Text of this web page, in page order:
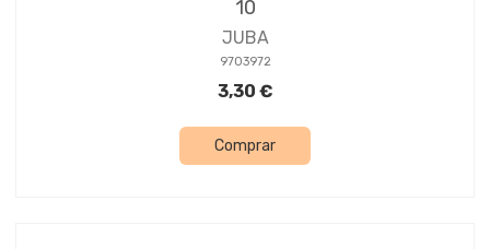
10
JUBA
9703972
3,30 €
Comprar